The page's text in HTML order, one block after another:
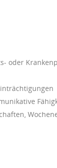
oder